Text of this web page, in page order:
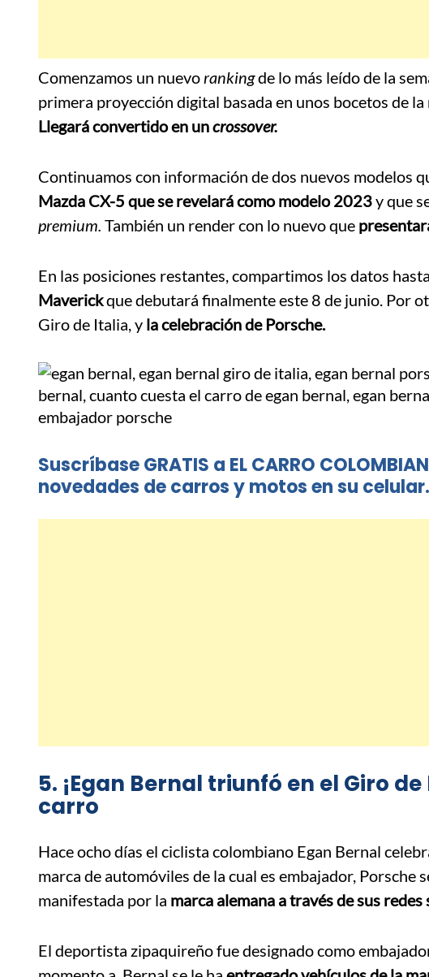
Comenzamos un nuevorankingde lo más leído de la
primera proyección digital basada en unos bocetos de
Llegará convertido en uncrossover.
Continuamos con información de dos nuevos modelos
Mazda CX-5 que se revelará como modelo 2023y que
premium. También un render con lo nuevo que
En las posiciones restantes, compartimos los datos
Maverickque debutará finalmente este 8 de junio. Por
Giro de Italia, y la celebración de Porsche.
Suscríbase GRATIS a EL CARRO
novedades de carros y motos en su celular.
5. ¡Egan Bernal triunfó en el Giro
carro
Hace ocho días el ciclista colombiano Egan Bernal
marca de automóviles de la cual es embajador,
manifestada por la marca alemana a través de sus redes
El deportista zipaquireño fue designado como